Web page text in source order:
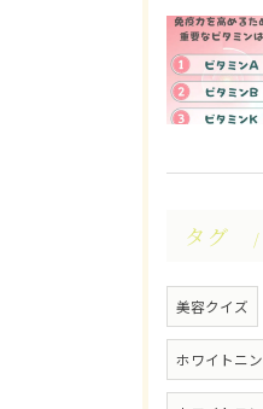
タグ
美容クイズ
ホワイトニ